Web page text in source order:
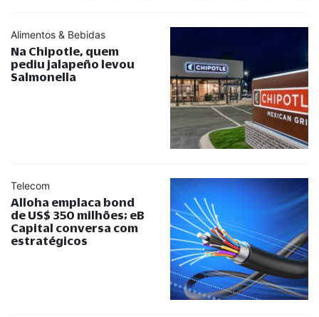
Alimentos & Bebidas
Na Chipotle, quem
pediu jalapeño levou
Salmonella
Telecom
Alloha emplaca bond
de US$ 350 milhões; eB
Capital conversa com
estratégicos